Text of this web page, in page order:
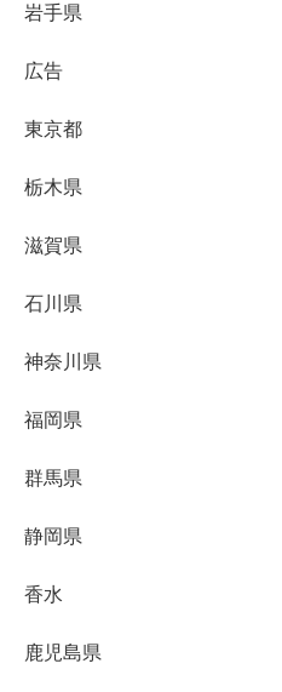
岩手県
広告
東京都
栃木県
滋賀県
石川県
神奈川県
福岡県
群馬県
静岡県
香水
鹿児島県